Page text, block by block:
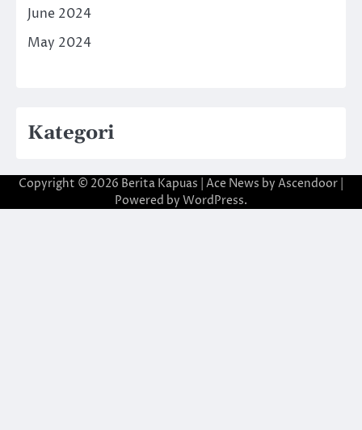
June 2024
May 2024
Kategori
Copyright © 2026 Berita Kapuas | Ace News by Ascendoor
Powered by WordPress.